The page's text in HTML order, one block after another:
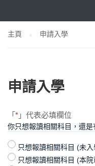
主頁 申請入學
申請入學
「 * 」代表必填欄位
你只想報讀相關科目，還是
只想報讀相關科目 (未入
只想報讀相關科目 (本